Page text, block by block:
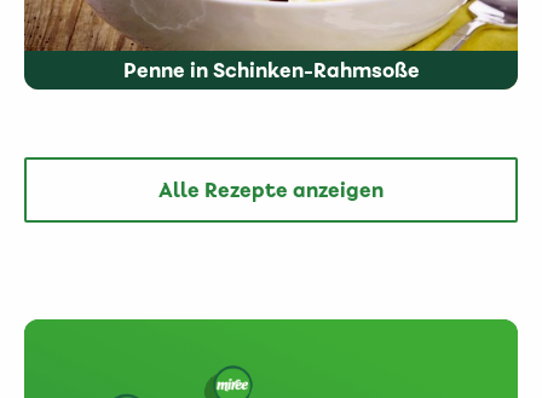
Penne in Schinken-Rahmsoße
Alle Rezepte anzeigen